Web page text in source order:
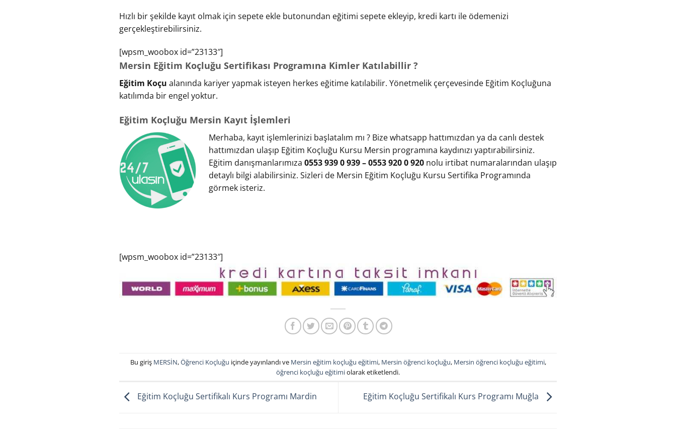
Hızlı bir şekilde kayıt olmak için sepete ekle butonundan eğitimi sepete ekleyip, kredi kartı ile ödemenizi
gerçekleştirebilirsiniz.
[wpsm_woobox id=”23133″]
Mersin Eğitim Koçluğu Sertifikası Programına Kimler Katılabillir ?
Eğitim Koçu alanında kariyer yapmak isteyen herkes eğitime katılabilir. Yönetmelik çerçevesinde Eğitim Koçluğuna
katılımda bir engel yoktur.
Eğitim Koçluğu Mersin Kayıt İşlemleri
Merhaba, kayıt işlemlerinizi başlatalım mı ? Bize whatsapp hattımızdan ya da canlı destek
hattımızdan ulaşıp Eğitim Koçluğu Kursu Mersin programına kaydınızı yaptırabilirsiniz.
Eğitim danışmanlarımıza 0553 939 0 939 – 0553 920 0 920 nolu irtibat numaralarından ulaşıp
detaylı bilgi alabilirsiniz. Sizleri de Mersin Eğitim Koçluğu Kursu Sertifika Programında
görmek isteriz.
[wpsm_woobox id=”23133″]
Bu giriş MERSİN,Öğrenci Koçluğu içinde yayınlandı ve Mersin eğitim koçluğu eğitimi, Mersin öğrenci koçluğu, Mersin öğrenci koçluğu eğitimi,
öğrenci koçluğu eğitimiolarak etiketlendi.
Eğitim Koçluğu Sertifikalı Kurs Programı Mardin Eğitim Koçluğu Sertifikalı Kurs Programı Muğla